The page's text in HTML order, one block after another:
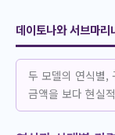
데이토나와 서브마리
두 모델의 연식별,
금액을 보다 현실